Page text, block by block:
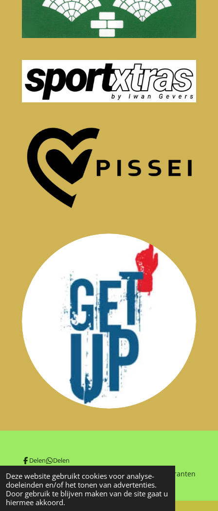
Deze website gebruikt cookies voor analyse-
doeleinden en/of het tonen van advertenties.
Door gebruik te blijven maken van de site gaat u
hiermee akkoord.
Delen Delen
© 2025 - 2026 Antwerp Cycling Tour vzw - Aspiranten